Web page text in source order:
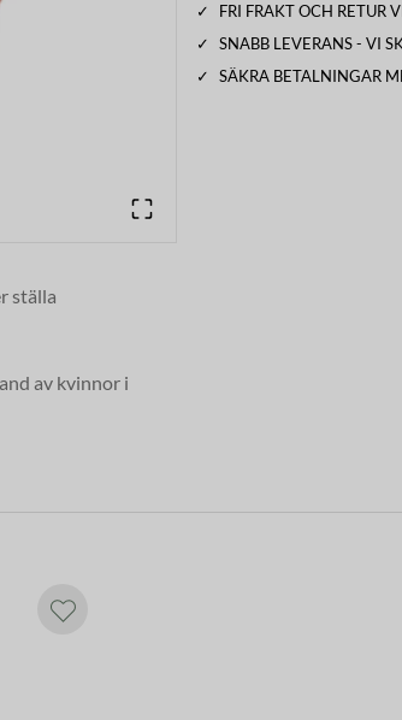
ställa
av kvinnor i
✓
FRI FRAKT OCH RETUR
✓
SNABB LEVERANS - VI
✓
SÄKRA BETALNINGAR